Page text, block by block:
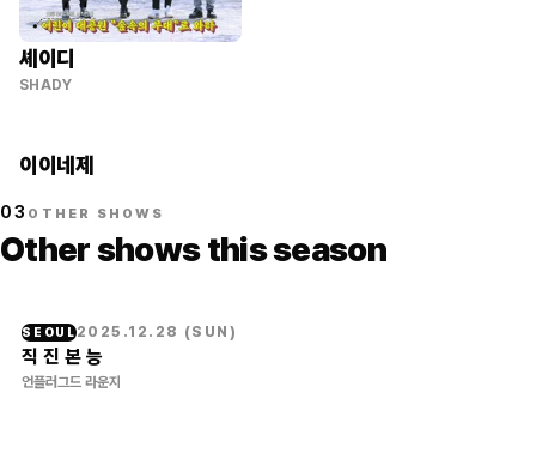
셰이디
SHADY
이이네제
03 OTHER SHOWS
Other shows this season
SEOUL2025.12.28 (SUN )
직 진 본 능
언플러그드 라운지